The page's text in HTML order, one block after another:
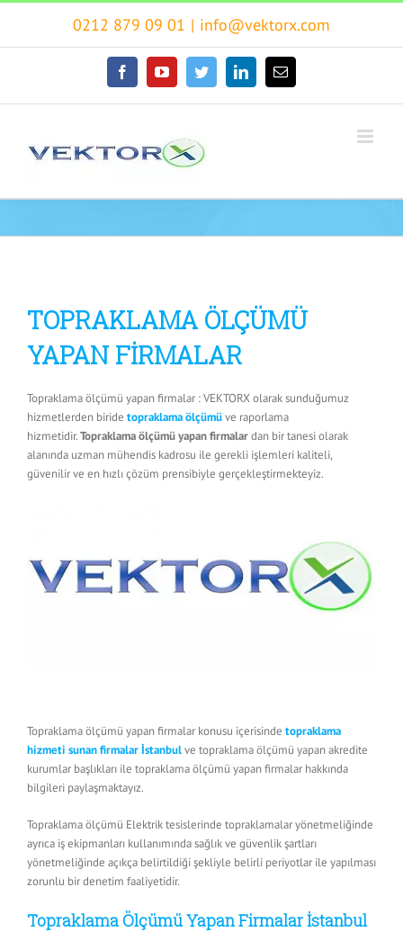
content
0212 879 09 01 | info@vektorx.com
facebookyoutubetwitter linkedinE-
posta
TOPRAKLAMA ÖLÇÜMÜ
YAPAN FİRMALAR
Topraklama ölçümü yapan firmalar : VEKTORX olarak sunduğumuz
hizmetlerden biride topraklama ölçümüve raporlama
hizmetidir.Topraklama ölçümü yapan firmalardan bir tanesi olarak
alanında uzman mühendis kadrosu ile gerekli işlemleri kaliteli,
güvenilir ve en hızlı çözüm prensibiyle gerçekleştirmekteyiz.
Topraklama ölçümü yapan firmalar konusu içerisinde topraklama
hizmeti sunan firmalar İstanbulve topraklama ölçümü yapan akredite
kurumlar başlıkları ile topraklama ölçümü yapan firmalar hakkında
bilgileri paylaşmaktayız.
Topraklama ölçümü Elektrik tesislerinde topraklamalar yönetmeliğinde
ayrıca iş ekipmanları kullanımında sağlık ve güvenlik şartları
yönetmeliğinde açıkça belirtildiği şekliyle belirli periyotlar ile yapılması
zorunlu bir denetim faaliyetidir.
Topraklama Ölçümü Yapan Firmalar İstanbul